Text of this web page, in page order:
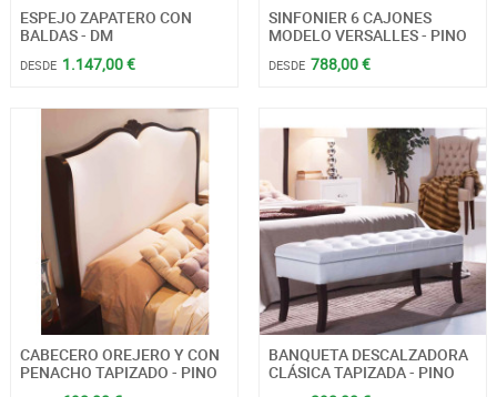
ESPEJO ZAPATERO CON
BALDAS - DM
DESDE 1.147,00 €
SINFONIER 6 CAJONES
MODELO VERSALLES - PINO
DESDE 788,00 €
CABECERO OREJERO Y CON
PENACHO TAPIZADO - PINO
BANQUETA DESCALZADORA
CLÁSICA TAPIZADA - PINO